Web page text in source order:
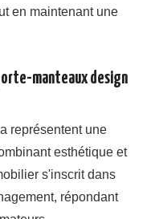
en maintenant une
manteaux design
représentent une
esthétique et
s'inscrit dans
répondant